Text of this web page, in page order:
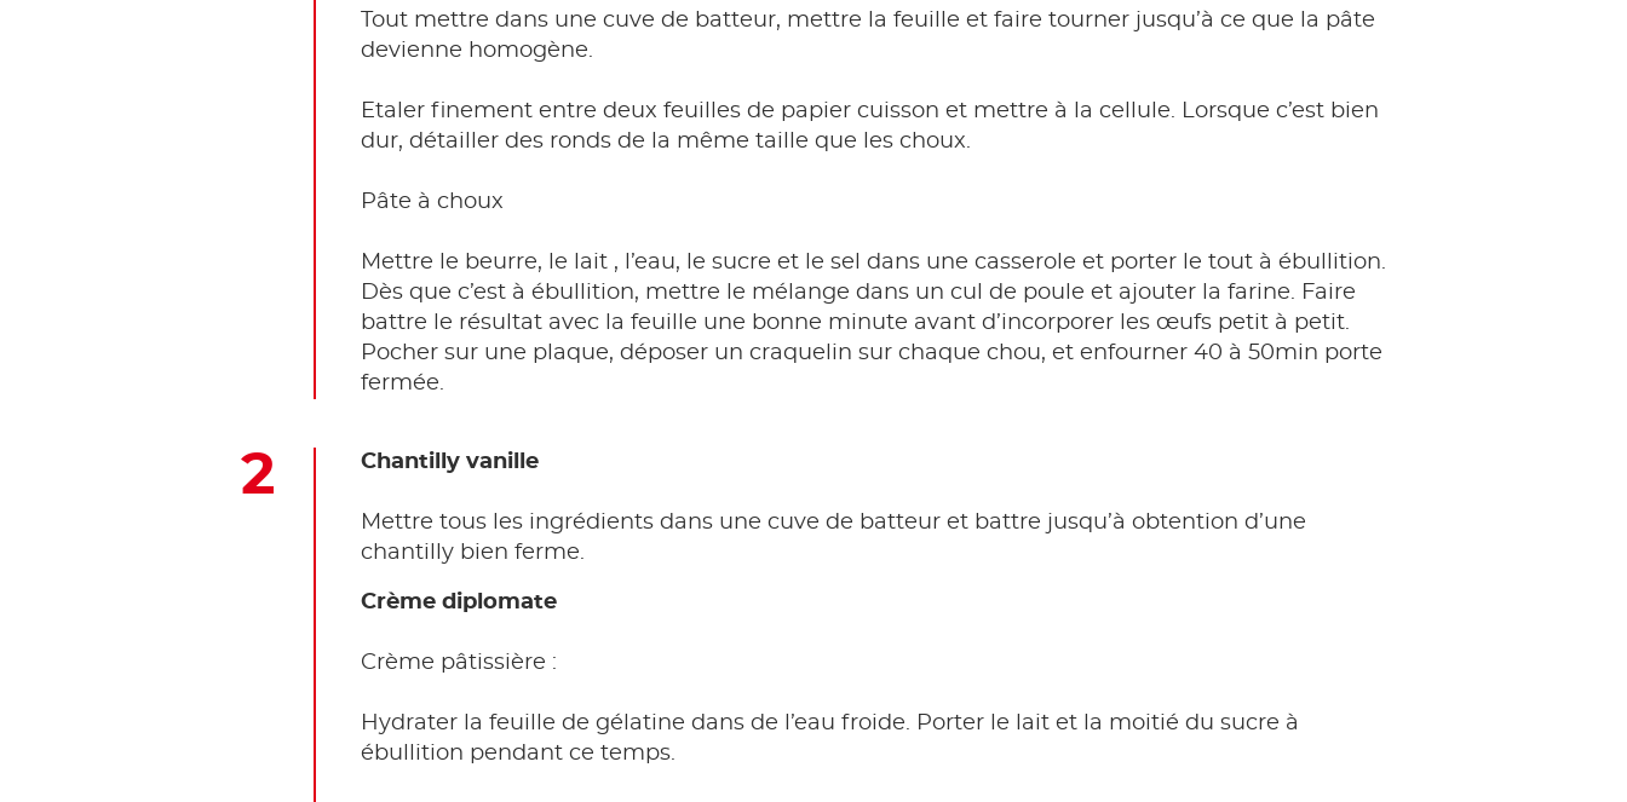
Tout mettre dans une cuve de batteur, mettre la feuille et faire tourner jusqu’à ce que la pâte
devienne homogène.
Etaler finement entre deux feuilles de papier cuisson et mettre à la cellule. Lorsque c’est bien
dur, détailler des ronds de la même taille que les choux.
Pâte à choux
Mettre le beurre, le lait , l’eau, le sucre et le sel dans une casserole et porter le tout à ébullition.
Dès que c’est à ébullition, mettre le mélange dans un cul de poule et ajouter la farine. Faire
battre le résultat avec la feuille une bonne minute avant d’incorporer les œufs petit à petit.
Pocher sur une plaque, déposer un craquelin sur chaque chou, et enfourner 40 à 50min porte
fermée.
Chantilly vanille
Mettre tous les ingrédients dans une cuve de batteur et battre jusqu’à obtention d’une
chantilly bien ferme.
Crème diplomate
Crème pâtissière :
Hydrater la feuille de gélatine dans de l’eau froide. Porter le lait et la moitié du sucre à
ébullition pendant ce temps.